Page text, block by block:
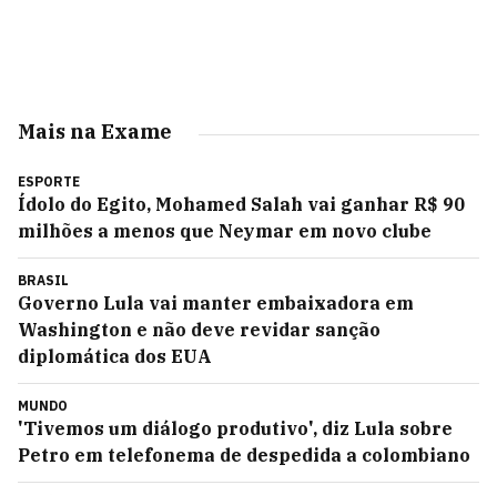
Mais na Exame
ESPORTE
Ídolo do Egito, Mohamed Salah vai ganhar R$ 90
milhões a menos que Neymar em novo clube
BRASIL
Governo Lula vai manter embaixadora em
Washington e não deve revidar sanção
diplomática dos EUA
MUNDO
'Tivemos um diálogo produtivo', diz Lula sobre
Petro em telefonema de despedida a colombiano